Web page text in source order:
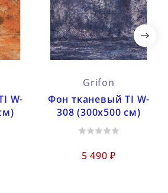
W-
Grifon
Фон тканевый TI W-
308 (300х500 см)
5 490 ₽